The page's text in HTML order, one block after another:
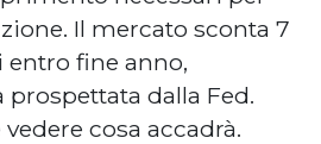
Il mercato sconta 7
fine anno,
prospettata dalla Fed.
cosa accadrà.